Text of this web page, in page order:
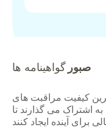
صبور گواهینامه ها
کیفیت مراقبت های
اشتراک می گذارند تا